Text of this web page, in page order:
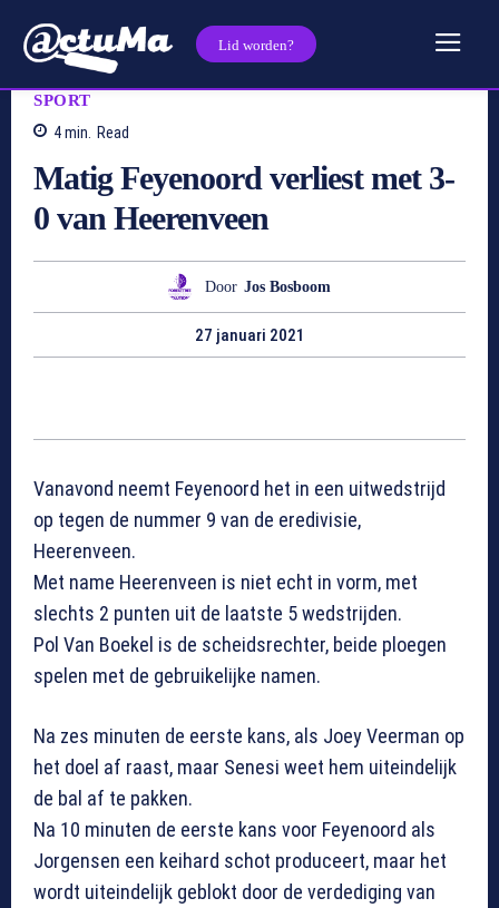
Lid worden?
SPORT
4min. Read
Matig Feyenoord verliest met 3-
0 van Heerenveen
Door Jos Bosboom
27 januari 2021
Vanavond neemt Feyenoord het in een uitwedstrijd
op tegen de nummer 9 van de eredivisie,
Heerenveen.
Met name Heerenveen is niet echt in vorm, met
slechts 2 punten uit de laatste 5 wedstrijden.
Pol Van Boekel is de scheidsrechter, beide ploegen
spelen met de gebruikelijke namen.
Na zes minuten de eerste kans, als Joey Veerman op
het doel af raast, maar Senesi weet hem uiteindelijk
de bal af te pakken.
Na 10 minuten de eerste kans voor Feyenoord als
Jorgensen een keihard schot produceert, maar het
wordt uiteindelijk geblokt door de verdediging van